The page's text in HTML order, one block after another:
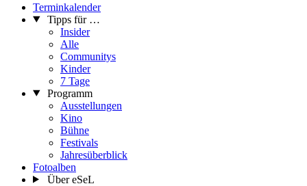
Terminkalender
Tipps für …
Insider
Alle
Communitys
Kinder
7 Tage
Programm
Ausstellungen
Kino
Bühne
Festivals
Jahresüberblick
Fotoalben
Über eSeL